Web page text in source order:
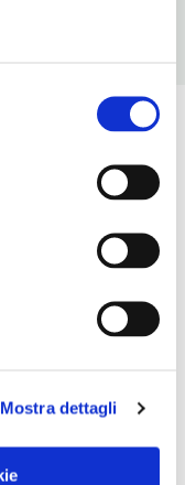
Mostra dettagli